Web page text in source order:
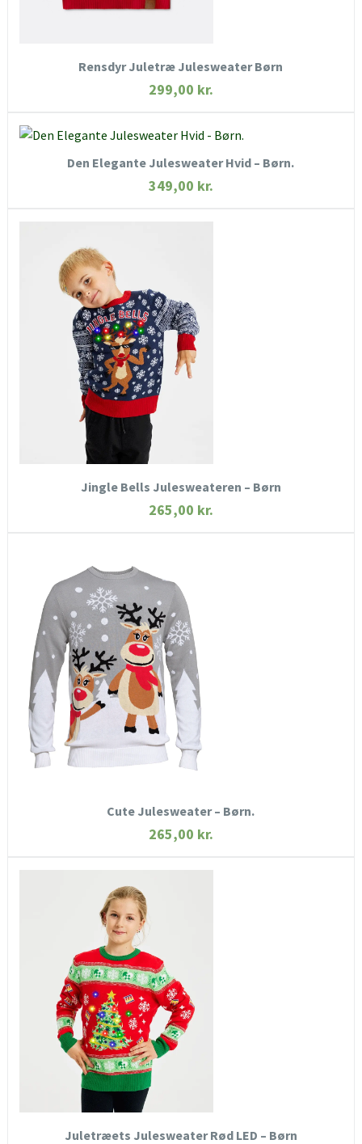
Rensdyr Juletræ Julesweater Børn
299,00 kr.
HURTIGT KIG
KØB NU
Den Elegante Julesweater Hvid – Børn.
349,00 kr.
SE MERE
Jingle Bells Julesweateren – Børn
265,00 kr.
HURTIGT KIG
SE MERE
Cute Julesweater – Børn.
265,00 kr.
HURTIGT KIG
SE MERE
Juletræets Julesweater Rød LED – Børn